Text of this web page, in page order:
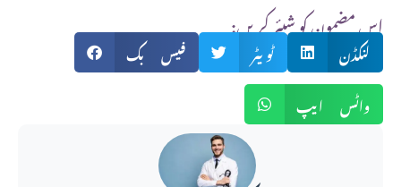
:اس مضمون کو شیئر کریں
فیس بک ٹویٹر
لنکڈن
واٹس ایپ